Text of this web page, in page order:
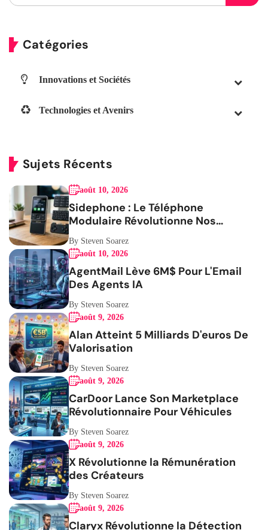
Catégories
Innovations et Sociétés
Technologies et Avenirs
Sujets Récents
août 10, 2026
Sidephone : Le Téléphone
Modulaire Révolutionne Nos
Habitudes
By Steven Soarez
août 10, 2026
AgentMail Lève 6M$ Pour L'Email
Des Agents IA
By Steven Soarez
août 9, 2026
Alan Atteint 5 Milliards D'euros De
Valorisation
By Steven Soarez
août 9, 2026
CarDoor Lance Son Marketplace
Révolutionnaire Pour Véhicules
By Steven Soarez
août 9, 2026
X Révolutionne la Rémunération
des Créateurs
By Steven Soarez
août 9, 2026
Claryx Révolutionne la Détection